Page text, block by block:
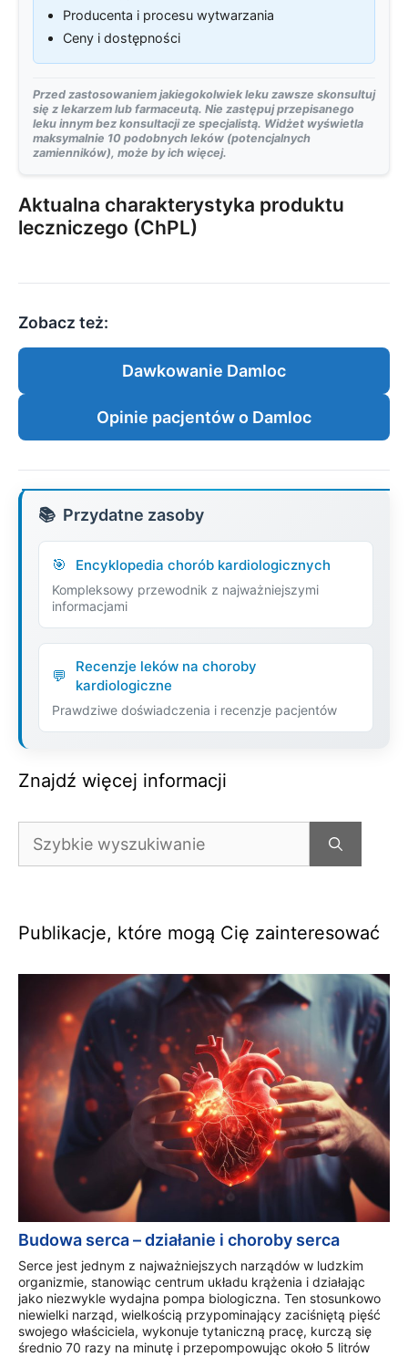
Producenta i procesu wytwarzania
Ceny i dostępności
Przed zastosowaniem jakiegokolwiek leku zawsze skonsultuj
się z lekarzem lub farmaceutą. Nie zastępuj przepisanego
leku innym bez konsultacji ze specjalistą. Widżet wyświetla
maksymalnie 10 podobnych leków (potencjalnych
zamienników), może by ich więcej.
Aktualna charakterystyka produktu
leczniczego (ChPL)
Zobacz też:
Dawkowanie Damloc
Opinie pacjentów o Damloc
Przydatne zasoby
Encyklopedia chorób kardiologicznych
Kompleksowy przewodnik z najważniejszymi
informacjami
Recenzje leków na choroby
kardiologiczne
Prawdziwe doświadczenia i recenzje pacjentów
Znajdź więcej informacji
Publikacje, które mogą Cię zainteresować
Budowa serca – działanie i choroby serca
Serce jest jednym z najważniejszych narządów w ludzkim
organizmie, stanowiąc centrum układu krążenia i działając
jako niezwykle wydajna pompa biologiczna. Ten stosunkowo
niewielki narząd, wielkością przypominający zaciśniętą pięść
swojego właściciela, wykonuje tytaniczną pracę, kurczą się
średnio 70 razy na minutę i przepompowując około 5 litrów